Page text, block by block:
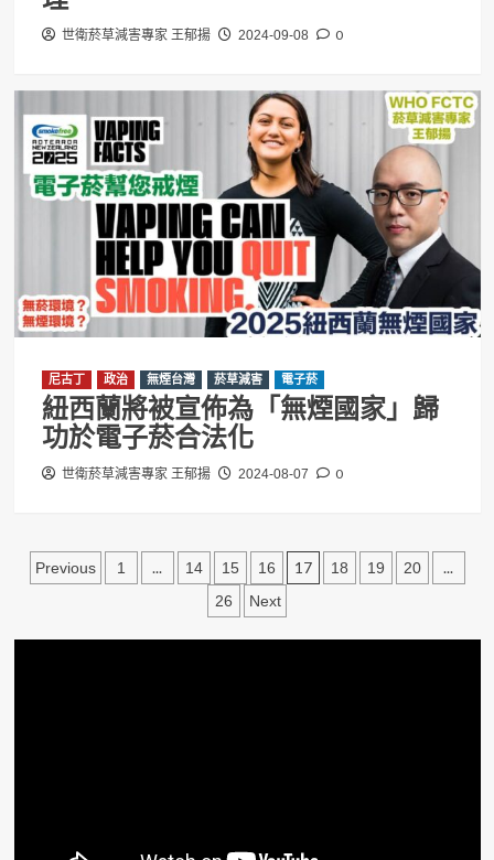
世衛菸草減害專家 王郁揚 2024-09-08 0
尼古丁 政治 無煙台灣 菸草減害 電子菸
紐西蘭將被宣佈為「無煙國家」歸
功於電子菸合法化
世衛菸草減害專家 王郁揚 2024-08-07 0
文
分
Previous 1 ... 14 15 16 17 18 19 20 ...
26 Next